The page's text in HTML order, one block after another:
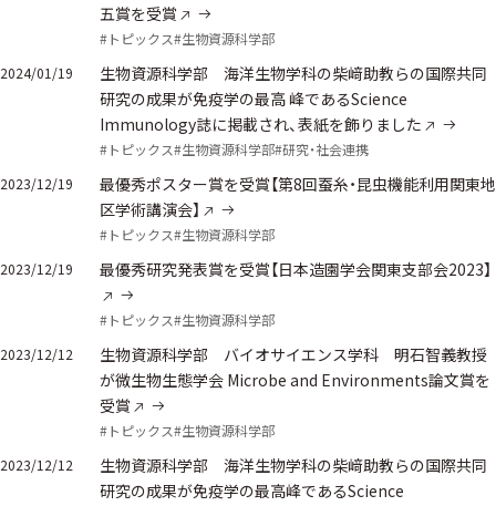
五賞を受賞
#トピックス#生物資源科学部
2024/01/19
生物資源科学部 海洋生物学科の柴﨑助教らの国際共同
研究の成果が免疫学の最高 峰であるScience
Immunology誌に掲載され、表紙を飾りました
#トピックス#生物資源科学部#研究・社会連携
2023/12/19
最優秀ポスター賞を受賞【第8回蚕糸・昆虫機能利用関東地
区学術講演会】
#トピックス#生物資源科学部
2023/12/19
最優秀研究発表賞を受賞【日本造園学会関東支部会2023】
#トピックス#生物資源科学部
2023/12/12
生物資源科学部 バイオサイエンス学科 明石智義教授
が微生物生態学会 Microbe and Environments論文賞を
受賞
#トピックス#生物資源科学部
2023/12/12
生物資源科学部 海洋生物学科の柴﨑助教らの国際共同
研究の成果が免疫学の最高峰であるScience